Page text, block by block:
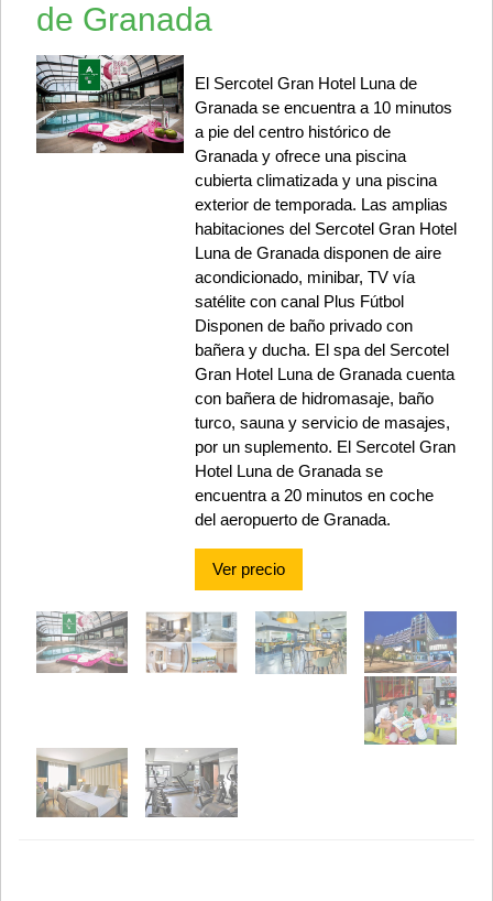
de Granada
El Sercotel Gran Hotel Luna de
Granada se encuentra a 10 minutos
a pie del centro histórico de
Granada y ofrece una piscina
cubierta climatizada y una piscina
exterior de temporada. Las amplias
habitaciones del Sercotel Gran Hotel
Luna de Granada disponen de aire
acondicionado, minibar, TV vía
satélite con canal Plus Fútbol
Disponen de baño privado con
bañera y ducha. El spa del Sercotel
Gran Hotel Luna de Granada cuenta
con bañera de hidromasaje, baño
turco, sauna y servicio de masajes,
por un suplemento. El Sercotel Gran
Hotel Luna de Granada se
encuentra a 20 minutos en coche
del aeropuerto de Granada.
Ver precio